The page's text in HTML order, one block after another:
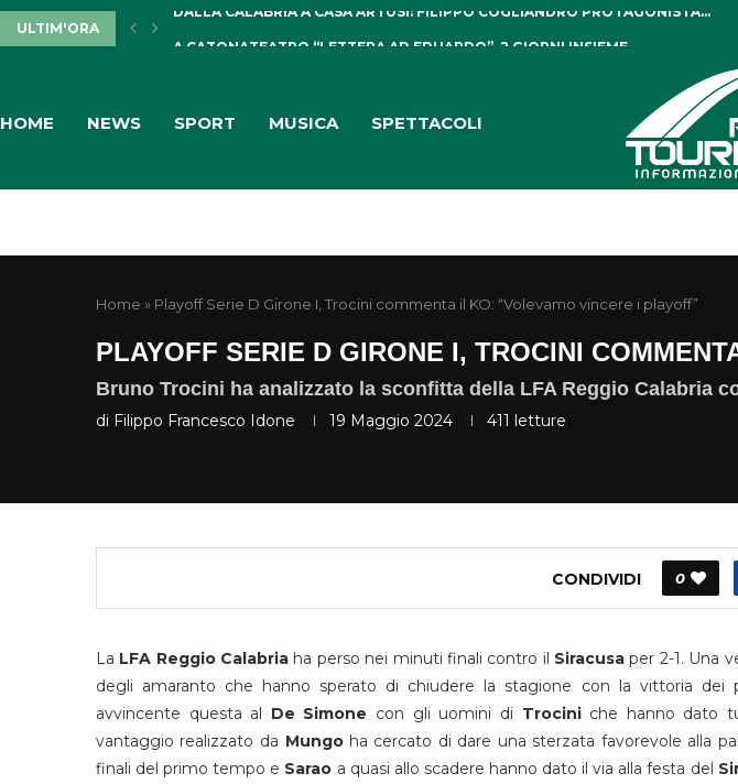
ULTIM'ORA
HOME NEWS SPORT MUSICA SPETTACOLI
Home » Playoff Serie D Girone I, Trocini commenta il KO: “Volevamo vincere i playoff”
PLAYOFF SERIE D GIRONE I, TROCINI
Bruno Trocini ha analizzato la sconfitta della LFA Reggio Calabria
di Filippo Francesco Idone 19 Maggio 2024 411 letture
CONDIVIDI 0
La LFA Reggio Calabria ha perso nei minuti finali contro il Siracusa per 2-1. Una
degli amaranto che hanno sperato di chiudere la stagione con la vittoria dei
avvincente questa al De Simone con gli uomini di Trociniche hanno dato
vantaggio realizzato da Mungoha cercato di dare una sterzata favorevole alla
finali del primo tempo e Sarao a quasi allo scadere hanno dato il via alla festa del